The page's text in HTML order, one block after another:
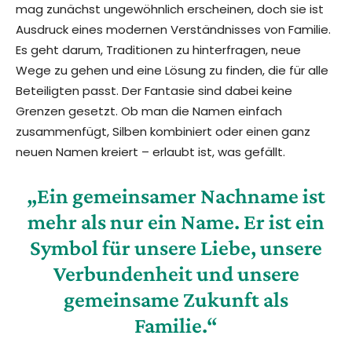
mag zunächst ungewöhnlich erscheinen, doch sie ist
Ausdruck eines modernen Verständnisses von Familie.
Es geht darum, Traditionen zu hinterfragen, neue
Wege zu gehen und eine Lösung zu finden, die für alle
Beteiligten passt. Der Fantasie sind dabei keine
Grenzen gesetzt. Ob man die Namen einfach
zusammenfügt, Silben kombiniert oder einen ganz
neuen Namen kreiert – erlaubt ist, was gefällt.
„Ein gemeinsamer Nachname ist
mehr als nur ein Name. Er ist ein
Symbol für unsere Liebe, unsere
Verbundenheit und unsere
gemeinsame Zukunft als
Familie.“